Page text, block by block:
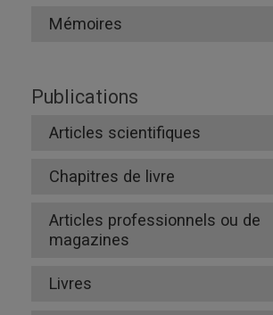
Mémoires
Publications
Articles scientifiques
Chapitres de livre
Articles professionnels ou de
magazines
Livres